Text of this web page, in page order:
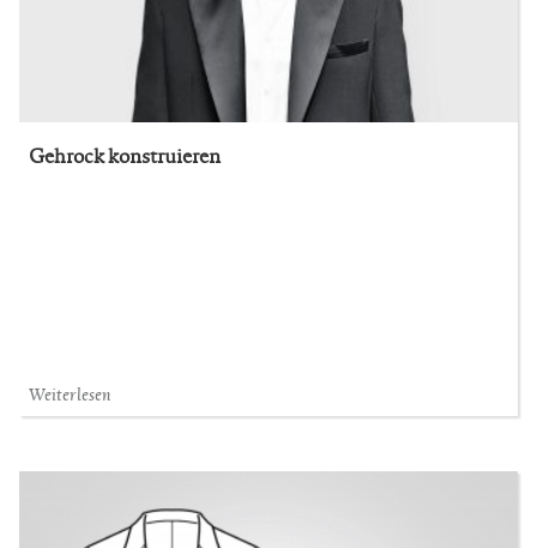
Gehrock konstruieren
Weiterlesen